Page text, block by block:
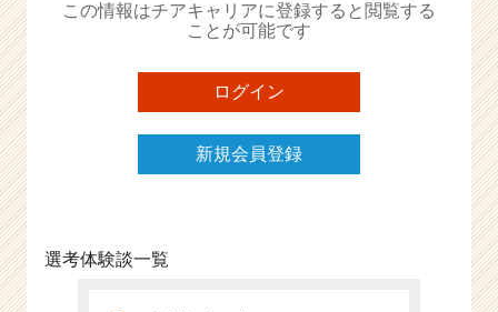
ら
ス
ト
が
届
く
この情報はチアキャリアに登録すると閲覧する
ことが可能です
ログイン
新規会員登録
選考体験談一覧